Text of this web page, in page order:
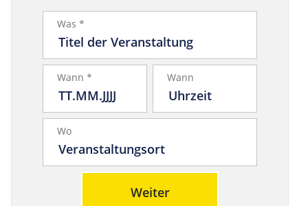
Was *
Wann * Wann
Wo
Weiter